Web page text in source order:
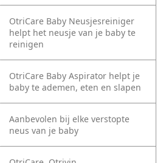
OtriCare Baby Neusjesreiniger
helpt het neusje van je baby te
reinigen
OtriCare Baby Aspirator helpt je
baby te ademen, eten en slapen
Aanbevolen bij elke verstopte
neus van je baby